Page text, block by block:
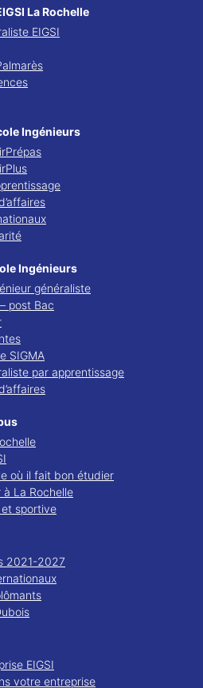
La Rochelle
EIGSI
Ingénieurs
Ingénieurs
généraliste
post Bac
SIGMA
par apprentissage
où il fait bon étudier
La Rochelle
sportive
2021-2027
EIGSI
votre entreprise